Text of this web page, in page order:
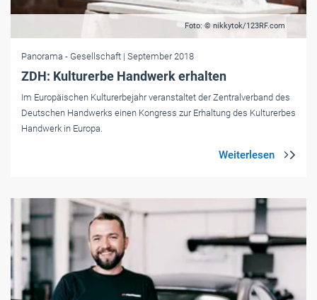
Foto: © nikkytok/123RF.com
Panorama - Gesellschaft | September 2018
ZDH: Kulturerbe Handwerk erhalten
Im Europäischen Kulturerbejahr veranstaltet der Zentralverband des
Deutschen Handwerks einen Kongress zur Erhaltung des Kulturerbes
Handwerk in Europa.